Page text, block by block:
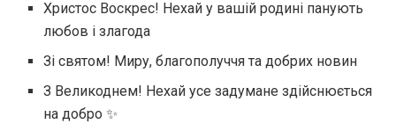
Христос Воскрес! Нехай у вашій родині панують
любов і злагода
Зі святом! Миру, благополуччя та добрих новин
З Великоднем! Нехай усе задумане здійснюється
на добро ✨